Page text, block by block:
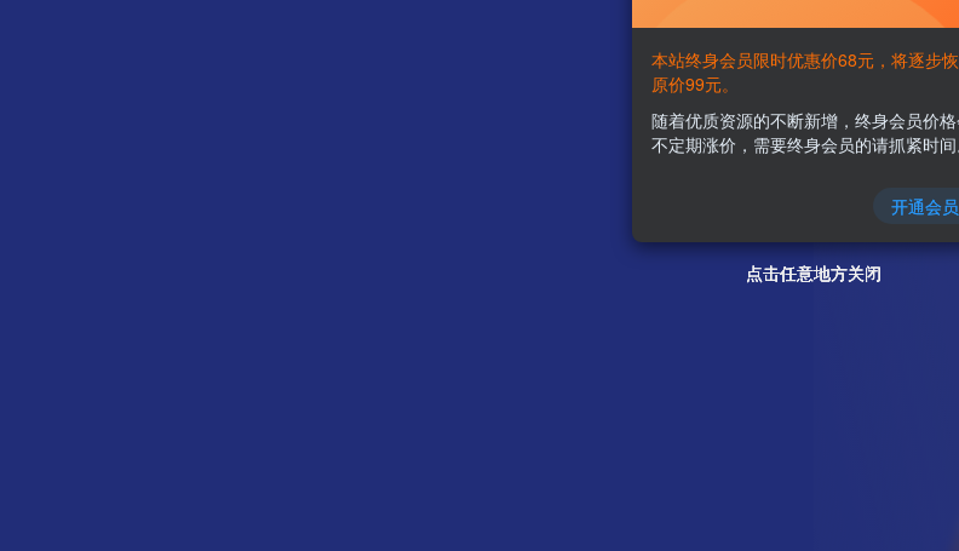
点击任意地方关闭
点击任意地方关闭
点击任意地方关闭
点击任意地方关闭
本站终身会员限时优惠价68元，将逐步
原价99元。
随着优质资源的不断新增，终身会员价
不定期涨价，需要终身会员的请抓紧时间
开通会员